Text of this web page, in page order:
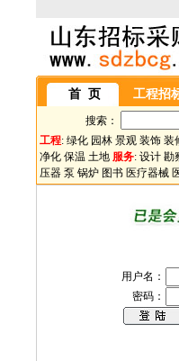
首 页 工程招
搜索：
工程: 绿化 园林 景观 装饰 装
净化 保温 土地 服务: 设计 勘
压器 泵 锅炉 图书 医疗器械
用户名：
密码：